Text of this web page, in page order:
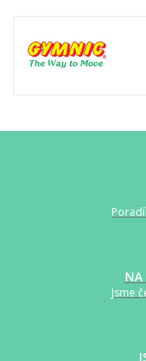
NA
Jsme